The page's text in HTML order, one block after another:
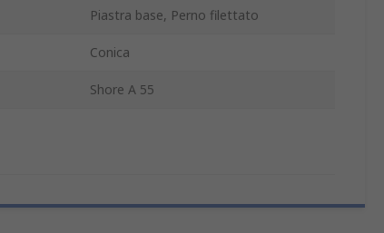
Piastra base, Perno filettato
Conica
Shore A 55